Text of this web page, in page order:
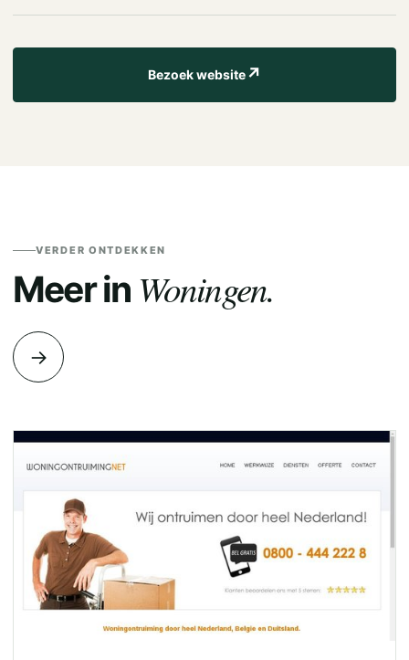
Bezoek website↗
VERDER ONTDEKKEN
Meer in Woningen.
→